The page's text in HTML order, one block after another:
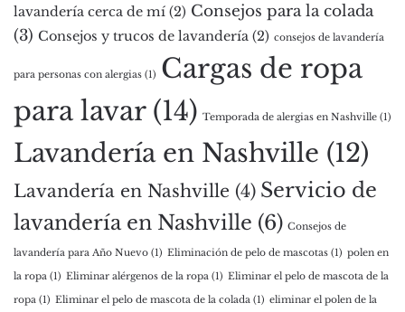
lavandería cerca de mí (2) Consejos para la colada
(3) Consejos y trucos de lavandería (2) consejos de lavandería
para personas con alergias (1) Cargas de ropa
para lavar(14) Temporada de alergias en Nashville (1)
Lavandería en Nashville (12)
Lavandería en Nashville (4) Servicio de
lavandería en Nashville (6) Consejos de
lavandería para Año Nuevo (1) Eliminación de pelo de mascotas (1) polen en
la ropa (1) Eliminar alérgenos de la ropa (1) Eliminar el pelo de mascota de la
ropa (1) Eliminar el pelo de mascota de la colada (1) eliminar el polen de la